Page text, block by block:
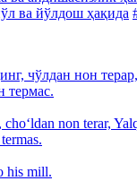
ва йўлдош ҳақида
чўлдан нон
термас.
non terar,
his mill.